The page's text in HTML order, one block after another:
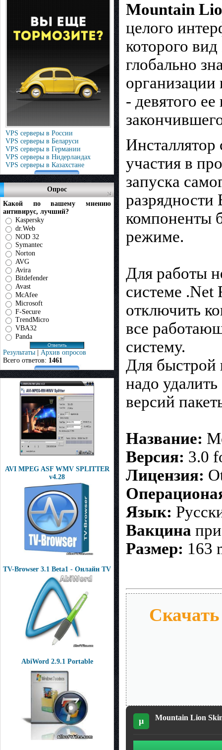
VPS серверы в России
VPS серверы в Беларуси
VPS серверы в Германии
VPS серверы в Нидерландах
VPS серверы в Казахстане
Опрос
Какой по вашему мнению
антивирус, лучший?
Kaspersky
dr.Web
NOD 32
Symantec
Norton
AVG
Avira
Bitdefender
Avast
McAfee
Microsoft
F-Secure
TrendMicro
VBA32
Panda
Результаты | Архив опросов
Всего ответов: 1461
AVI MPEG ASF WMV SPLITTER
v4.28
TV-Browser 3.1 Beta1 - Онлайн TV
AbiWord 2.9.1 Portable
Mountain
целого
которого
глобально
организации
- девятого
Инсталлятор
участия в
запуска
компоненты
режиме.
Для работы
системе .Net
отключить
все
систему.
Для быстрой
надо
версий
Название:
Версия: 3.0
Лицензия:
Язык:
Вакцина
Размер: 163
µ Mountain Lion